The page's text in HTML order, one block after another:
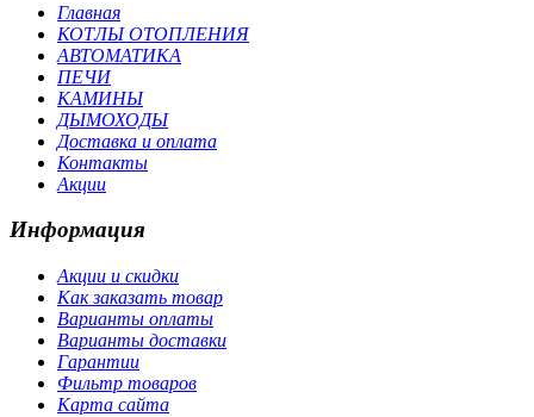
Главная
КОТЛЫ ОТОПЛЕНИЯ
АВТОМАТИКА
ПЕЧИ
КАМИНЫ
ДЫМОХОДЫ
Доставка и оплата
Контакты
Акции
Информация
Акции и скидки
Как заказать товар
Варианты оплаты
Варианты доставки
Гарантии
Фильтр товаров
Карта сайта